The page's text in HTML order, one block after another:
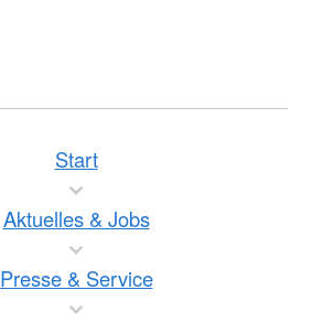
Start
Aktuelles & Jobs
Presse & Service